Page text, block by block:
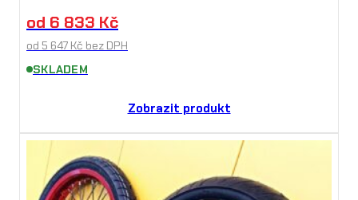
od 6 833 Kč
od 5 647 Kč bez DPH
SKLADEM
Zobrazit produkt